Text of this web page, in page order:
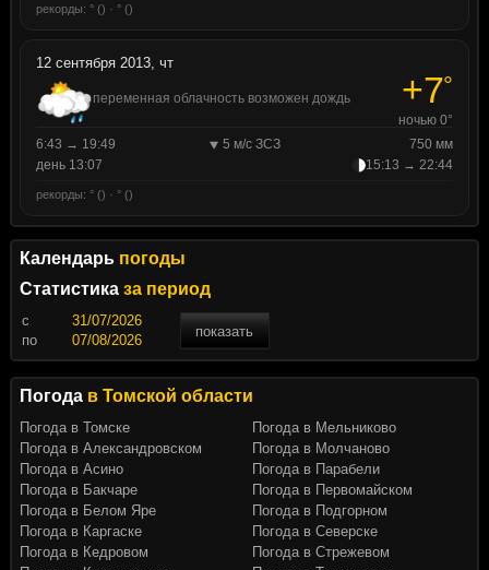
рекорды: ° () · ° ()
12 сентября 2013, чт
переменная облачность возможен дождь +7°
ночью 0°
6:43 → 19:49
5 м/с ЗСЗ
750 мм
день 13:07
15:13 → 22:44
рекорды: ° () · ° ()
Календарь погоды
Статистика за период
c
показать
по
Погода в Томской области
Погода в Томске
Погода в Александровском
Погода в Асино
Погода в Бакчаре
Погода в Белом Яре
Погода в Каргаске
Погода в Кедровом
Погода в Мельниково
Погода в Молчаново
Погода в Парабели
Погода в Первомайском
Погода в Подгорном
Погода в Северске
Погода в Стрежевом